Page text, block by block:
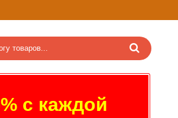
с каждой